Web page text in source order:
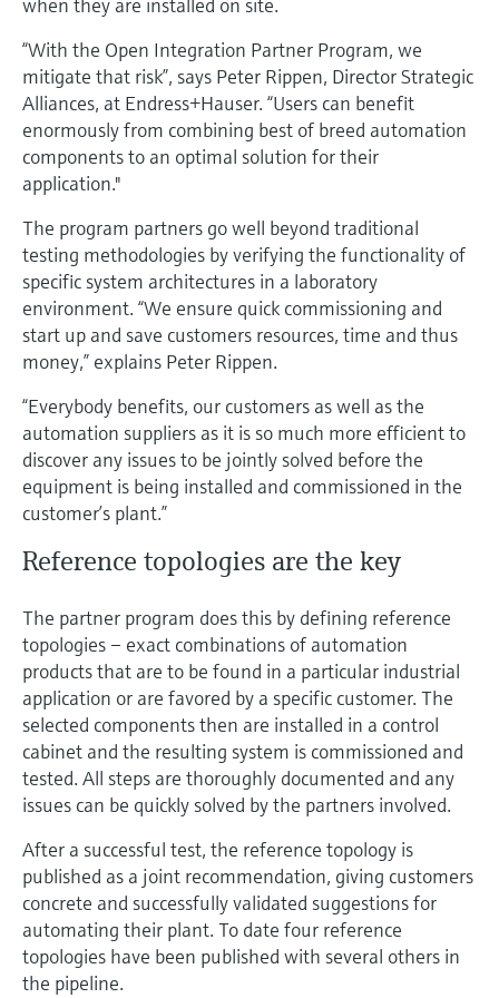
Visor de dispositivos
Encuentre información y documentación
específicas sobre los productos.
Buscador de repuestos
Encuentre repuestos por raíz del producto,
código de pedido o número de serie
electromecánico
Medición de nivel por barrera de
microondas
Level measurement with pressure
Ver todos
Medición mediante transmisión de
microondas
Memosens technology
Ver todos
para una toma de decisiones más
sólida y fundamentada
“With the Open Integration Partner Program, we
mitigate that risk”, says Peter Rippen, Director Strategic
Alliances, at Endress+Hauser. “Users can benefit
enormously from combining best of breed automation
components to an optimal solution for their
application."
The program partners go well beyond traditional
testing methodologies by verifying the functionality of
specific system architectures in a laboratory
environment. “We ensure quick commissioning and
start up and save customers resources, time and thus
money,” explains Peter Rippen.
“Everybody benefits, our customers as well as the
automation suppliers as it is so much more efficient to
discover any issues to be jointly solved before the
equipment is being installed and commissioned in the
customer’s plant.”
Reference topologies are the key
The partner program does this by defining reference
topologies – exact combinations of automation
products that are to be found in a particular industrial
application or are favored by a specific customer. The
selected components then are installed in a control
cabinet and the resulting system is commissioned and
tested. All steps are thoroughly documented and any
issues can be quickly solved by the partners involved.
After a successful test, the reference topology is
published as a joint recommendation, giving customers
concrete and successfully validated suggestions for
automating their plant. To date four reference
topologies have been published with several others in
the pipeline.